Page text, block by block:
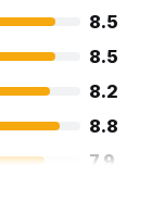
8.5
8.5
8.2
8.8
7.9